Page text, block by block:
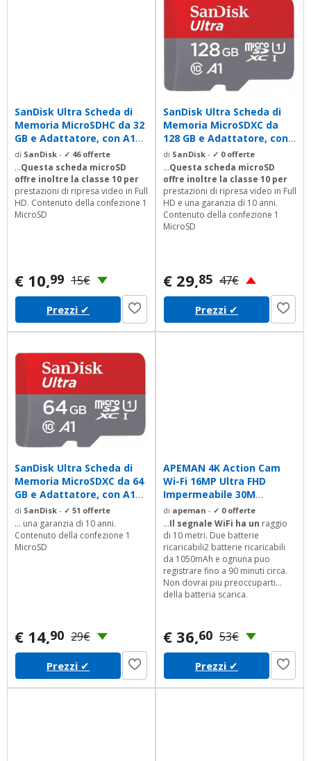
SanDisk Ultra Scheda di
Memoria MicroSDHC da 32
GB e Adattatore, con A1
App...
di SanDisk - ✓ 46 offerte
...Questa scheda microSD
offre inoltre la classe 10 per
prestazioni di ripresa video in Full
HD. Contenuto della confezione 1
MicroSD
€ 10,99 15€
Prezzi ✔
SanDisk Ultra Scheda di
Memoria MicroSDXC da
128 GB e Adattatore, con
A1 App...
di SanDisk - ✓ 0 offerte
...Questa scheda microSD
offre inoltre la classe 10 per
prestazioni di ripresa video in Full
HD e una garanzia di 10 anni.
Contenuto della confezione 1
MicroSD
€ 29,85 47€
Prezzi ✔
SanDisk Ultra Scheda di
Memoria MicroSDXC da 64
GB e Adattatore, con A1
App...
di SanDisk - ✓ 51 offerte
... una garanzia di 10 anni.
Contenuto della confezione 1
MicroSD
€ 14,90 29€
Prezzi ✔
APEMAN 4K Action Cam
Wi-Fi 16MP Ultra FHD
Impermeabile 30M
Immersione...
di apeman - ✓ 0 offerte
...Il segnale WiFi ha un raggio
di 10 metri. Due batterie
ricaricabili2 batterie ricaricabili
da 1050mAh e ognuna puo
registrare fino a 90 minuti circa.
Non dovrai piu preoccuparti
della batteria scarica.
€ 36,60 53€
Prezzi ✔